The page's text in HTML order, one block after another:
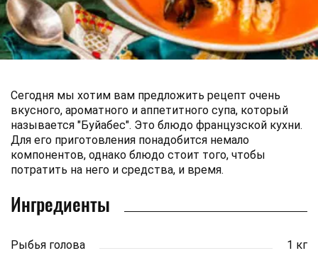
Сегодня мы хотим вам предложить рецепт очень
вкусного, ароматного и аппетитного супа, который
называется "Буйабес". Это блюдо французской кухни.
Для его приготовления понадобится немало
компонентов, однако блюдо стоит того, чтобы
потратить на него и средства, и время.
Ингредиенты
Рыбья голова
1 кг